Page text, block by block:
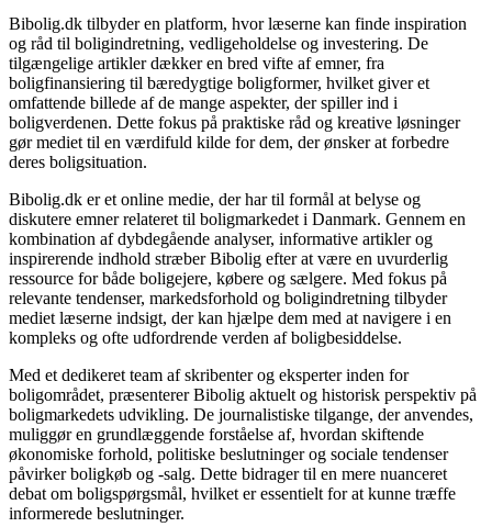
Bibolig.dk tilbyder en platform, hvor læserne kan finde inspiration
og råd til boligindretning, vedligeholdelse og investering. De
tilgængelige artikler dækker en bred vifte af emner, fra
boligfinansiering til bæredygtige boligformer, hvilket giver et
omfattende billede af de mange aspekter, der spiller ind i
boligverdenen. Dette fokus på praktiske råd og kreative løsninger
gør mediet til en værdifuld kilde for dem, der ønsker at forbedre
deres boligsituation.
Bibolig.dk er et online medie, der har til formål at belyse og
diskutere emner relateret til boligmarkedet i Danmark. Gennem en
kombination af dybdegående analyser, informative artikler og
inspirerende indhold stræber Bibolig efter at være en uvurderlig
ressource for både boligejere, købere og sælgere. Med fokus på
relevante tendenser, markedsforhold og boligindretning tilbyder
mediet læserne indsigt, der kan hjælpe dem med at navigere i en
kompleks og ofte udfordrende verden af boligbesiddelse.
Med et dedikeret team af skribenter og eksperter inden for
boligområdet, præsenterer Bibolig aktuelt og historisk perspektiv på
boligmarkedets udvikling. De journalistiske tilgange, der anvendes,
muliggør en grundlæggende forståelse af, hvordan skiftende
økonomiske forhold, politiske beslutninger og sociale tendenser
påvirker boligkøb og -salg. Dette bidrager til en mere nuanceret
debat om boligspørgsmål, hvilket er essentielt for at kunne træffe
informerede beslutninger.